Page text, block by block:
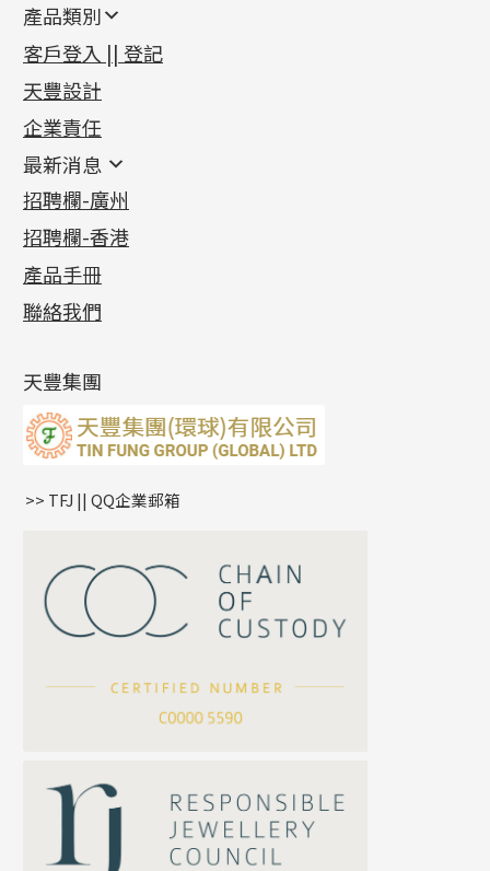
公司名稱
聯絡電話
產品類別
新產品
足金系列
足金配件
機織鏈系列
珠仔鏈
镶口链
管狀網鏈
十字車花鏈系列
十字閃O鏈系列
十字錘打鏈系列
側身車花鏈系列
側身鏈系列
雙十字鏈系列
蛇骨鏈系列
鏈尾系列
嘴唇鏈系列
S車花鏈系列
珍珠鏈系列
坦克鏈系列
滿天星鏈系列
方假繩鏈系列
首飾配件
耳環類配件
卷迫系列
螺絲迫系列
梅花迫系列
平臺迫系列
綫拍系列
美拍系列
耳環扣系列
耳環爪頭
耳環
鏈類配件
動感車花吊墜
調節珠系列
生圈扣系列
龍蝦扣系列
鴨俐制系列
字母吊墜
項鏈吊墜
生肖吊墜
星座吊墜
珠扣
其他類配件
珠盤系列
袖口鈕系列
焊片及鐳射綫
空心車花管
珠類配件
無孔光身珠
空心光身珠
無孔批花珠
鑲口類
四爪頭系列
六爪頭系列
車花片
動感車花片
鑲口戒指
鑲口手鏈系列
首飾系列
手镯系列
戒指系列
空心耳環
空心车花管首饰链
空心手鐲系列
貴金屬原料
千足金
記憶金屬系列
記憶戒指
拉簧珠珠手鏈
記憶鈦手鐲
客戶登入 || 登記
天豐設計
企業責任
最新消息
最新消息
各項證書(2)
相片集(9)
展覽會資訊
最新產品資訊
招聘欄-廣州
招聘欄-香港
產品手冊
聯絡我們
天豐集團
>> TFJ || QQ企業郵箱